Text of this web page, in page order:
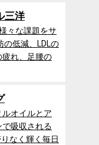
三洋
々な課題をサ
の低減、LDLの
れ、足腰の
オイルとア
で吸収される
なく輝く毎日